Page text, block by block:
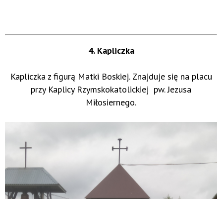
4. Kapliczka
Kapliczka z figurą Matki Boskiej. Znajduje się na placu
przy Kaplicy Rzymskokatolickiej pw. Jezusa
Miłosiernego.